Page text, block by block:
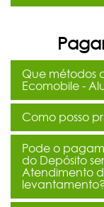
Que métodos
Ecomobile -
Como posso
Pode o
do Depósito
Atendimento
levantamento?